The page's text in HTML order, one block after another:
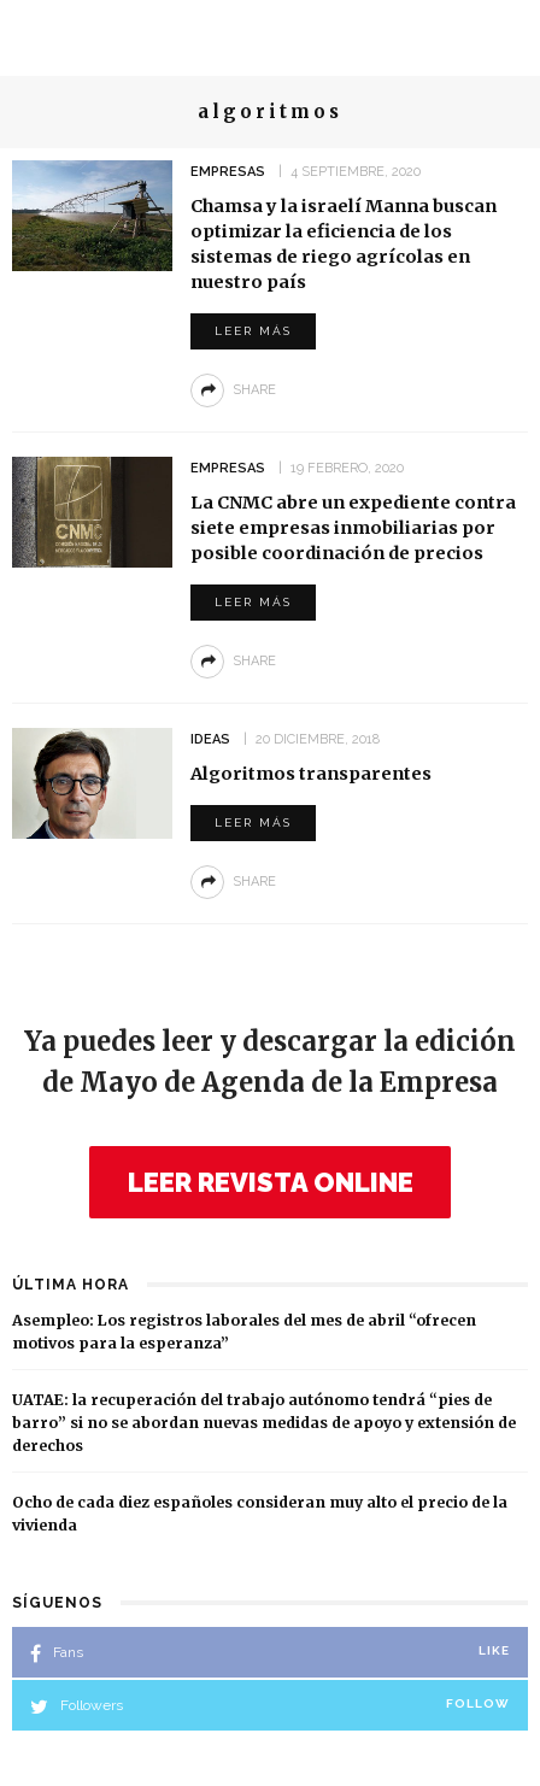
algoritmos
EMPRESAS 4 SEPTIEMBRE, 2020
Chamsa y la israelí Manna buscan
optimizar la eficiencia de los
sistemas de riego agrícolas en
nuestro país
LEER MÁS
SHARE
EMPRESAS 19 FEBRERO, 2020
La CNMC abre un expediente contra
siete empresas inmobiliarias por
posible coordinación de precios
LEER MÁS
SHARE
IDEAS 20 DICIEMBRE, 2018
Algoritmos transparentes
LEER MÁS
SHARE
Ya puedes leer y descargar la edición
de Mayo de Agenda de la Empresa
LEER REVISTA ONLINE
ÚLTIMA HORA
Asempleo: Los registros laborales del mes de abril “ofrecen
motivos para la esperanza”
UATAE: la recuperación del trabajo autónomo tendrá “pies de
barro” si no se abordan nuevas medidas de apoyo y extensión de
derechos
Ocho de cada diez españoles consideran muy alto el precio de la
vivienda
SÍGUENOS
Fans LIKE
Followers FOLLOW